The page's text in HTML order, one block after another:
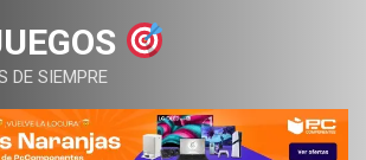
DE SIEMPRE